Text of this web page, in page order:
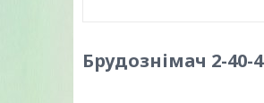
Брудознімач 2-40-4